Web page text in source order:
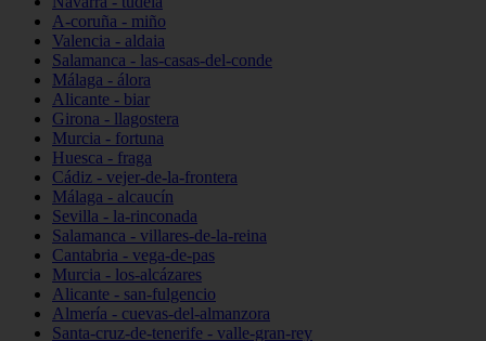
A-coruña - miño
Valencia - aldaia
Salamanca - las-casas-del-conde
Málaga - álora
Alicante - biar
Girona - llagostera
Murcia - fortuna
Huesca - fraga
Cádiz - vejer-de-la-frontera
Málaga - alcaucín
Sevilla - la-rinconada
Salamanca - villares-de-la-reina
Cantabria - vega-de-pas
Murcia - los-alcázares
Alicante - san-fulgencio
Almería - cuevas-del-almanzora
Santa-cruz-de-tenerife - valle-gran-rey